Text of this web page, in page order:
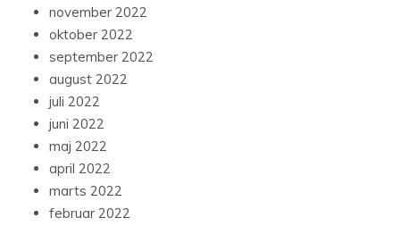
november 2022
oktober 2022
september 2022
august 2022
juli 2022
juni 2022
maj 2022
april 2022
marts 2022
februar 2022